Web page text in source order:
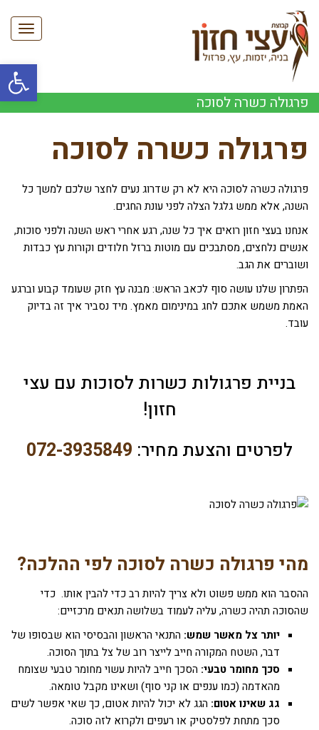
פתח
פרגולה כשרה לסוכה
פרגולה כשרה לסוכה
פרגולה כשרה לסוכה היא לא רק שדרוג נעים לחצר שלכם למשך כל
השנה, אלא ממש גלגל הצלה לפני עונת החגים.
אנחנו בעצי חזון רואים איך כל שנה, רגע אחרי ראש השנה ולפני סוכות,
אנשים נלחצים, מסתבכים עם מוטות ברזל חלודים וקורות עץ כבדות
ושוברים את הגב.
הפתרון שלנו עושה סוף לכאב הראש: מבנה עץ חזק שעומד קבוע וברגע
האמת משמש אתכם לחג במינימום מאמץ. מיד נסביר איך זה בדיוק
עובד.
בניית פרגולות כשרות לסוכות עם עצי
חזון!
לפרטים והצעת מחיר: 072-3935849
מהי פרגולה כשרה לסוכה לפי ההלכה?
ההסבר הוא ממש פשוט ולא צריך להיות רב כדי להבין אותו. כדי
שהסוכה תהיה כשרה, עליה לעמוד בשלושה תנאים מרכזיים:
יותר צל מאשר שמש: התנאי הראשון והבסיסי הוא שבסופו של
דבר, השטח המקורה חייב לייצר רוב של צל בתוך הסוכה.
סכך מחומר טבעי: הסכך חייב להיות עשוי מחומר טבעי שצומח
מהאדמה (כמו ענפים או קני סוף) ושאינו מקבל טומאה.
גג שאינו אטום: הגג לא יכול להיות אטום, כך שאי אפשר לשים
סכך מתחת לפלסטיק או רעפים ולקרוא לזה סוכה.